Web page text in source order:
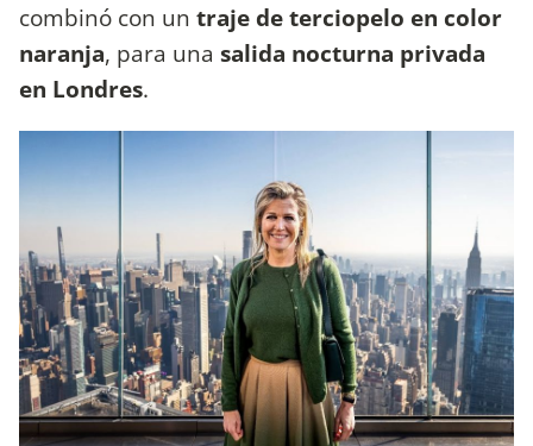
combinó con un traje de terciopelo en color
naranja, para una salida nocturna privada
en Londres.